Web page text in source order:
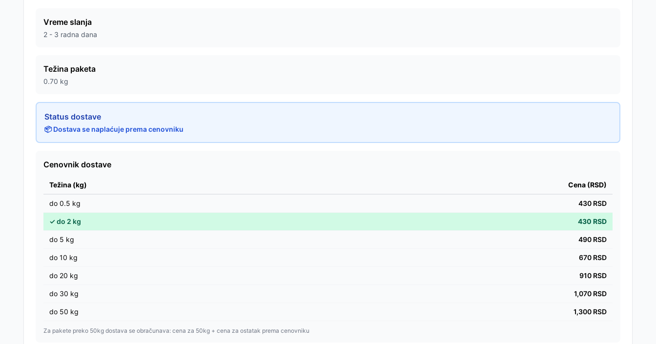
Vreme slanja
2 - 3 radna dana
Težina paketa
0.70 kg
Status dostave
📦 Dostava se naplaćuje prema cenovniku
Cenovnik dostave
Težina (kg) Cena (RSD)
do 0.5 kg 430 RSD
✓do 2 kg 430 RSD
do 5 kg 490 RSD
do 10 kg 670 RSD
do 20 kg 910 RSD
do 30 kg 1,070 RSD
do 50 kg 1,300 RSD
Za pakete preko 50kg dostava se obračunava: cena za 50kg + cena za ostatak prema cenovniku